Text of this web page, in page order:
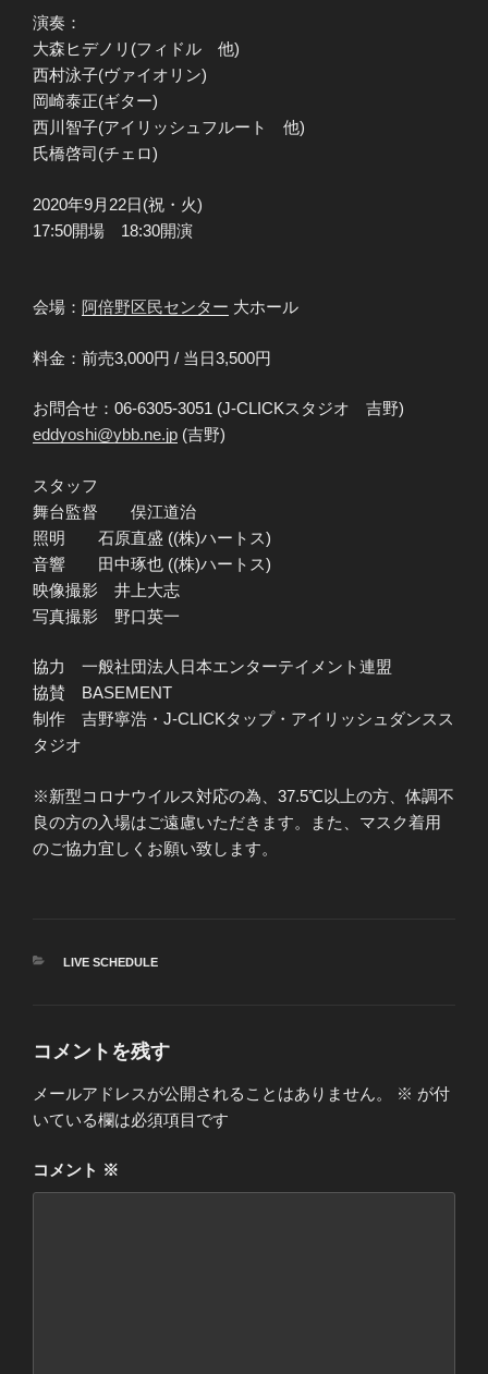
演奏：
大森ヒデノリ(フィドル 他)
西村泳子(ヴァイオリン)
岡崎泰正(ギター)
西川智子(アイリッシュフルート 他)
氏橋啓司(チェロ)
2020年9月22日(祝・火)
17:50開場 18:30開演
会場： 阿倍野区民センター 大ホール
料金：前売3,000円 / 当日3,500円
お問合せ：06-6305-3051 (J-CLICKスタジオ 吉野)
eddyoshi@ybb.ne.jp (吉野)
スタッフ
舞台監督 俣江道治
照明 石原直盛 ((株)ハートス)
音響 田中琢也 ((株)ハートス)
映像撮影 井上大志
写真撮影 野口英一
協力 一般社団法人日本エンターテイメント連盟
協賛 BASEMENT
制作 吉野寧浩・J-CLICKタップ・アイリッシュダンスス
タジオ
※新型コロナウイルス対応の為、37.5℃以上の方、体調不
良の方の入場はご遠慮いただきます。また、マスク着用
のご協力宜しくお願い致します。
カ
LIVE SCHEDULE
コメントを残す
メールアドレスが公開されることはありません。 ※ が付
いている欄は必須項目です
コメント ※